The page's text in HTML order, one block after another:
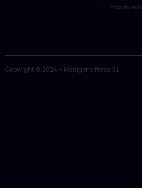
Copyright © 2024 – Medigene Press S.L